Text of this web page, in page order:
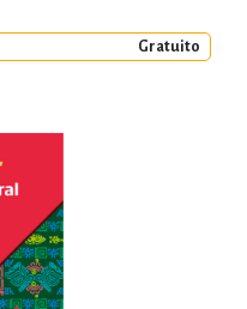
Gratuito